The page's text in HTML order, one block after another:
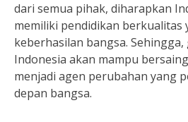
dari semua pihak, diharapkan
memiliki pendidikan berkualitas
keberhasilan bangsa.
Indonesia akan mampu
menjadi agen perubahan yang
depan bangsa.